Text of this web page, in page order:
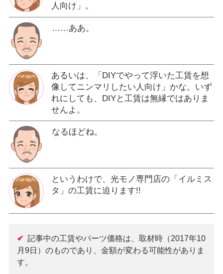
人向け」。
……ああ。
あるいは、「DIYでやって浮いた工賃を想
像してニンマリしたい人向け」かな。いず
れにしても、DIYと工賃は無縁ではありま
せんよ。
なるほどね。
というわけで、光モノ専門店の「イルミス
タ」の工賃に迫ります!!
✔ 記事中の工賃やパーツ価格は、取材時（2017年10
月9日）のものであり、金額が変わる可能性がありま
す。